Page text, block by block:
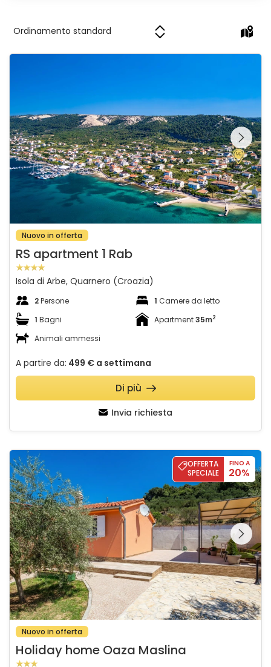
Guardate l'intera
galleria sulla
Nuovo in offerta
RS apartment 1 Rab
Isola di Arbe, Quarnero (Croazia)
2Persone 1 Camere da letto
1 Bagni Apartment35m2
Animali ammessi
A partire da: 499 € a settimana
Invia richiesta
Di più
Holiday home Oaza Maslina
OFFERTA
SPECIALE
FINO A
20%
Guardate l'intera
galleria sulla
Nuovo in offerta
Holiday home Oaza Maslina